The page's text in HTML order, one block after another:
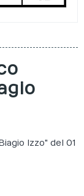
Izzo" del 01